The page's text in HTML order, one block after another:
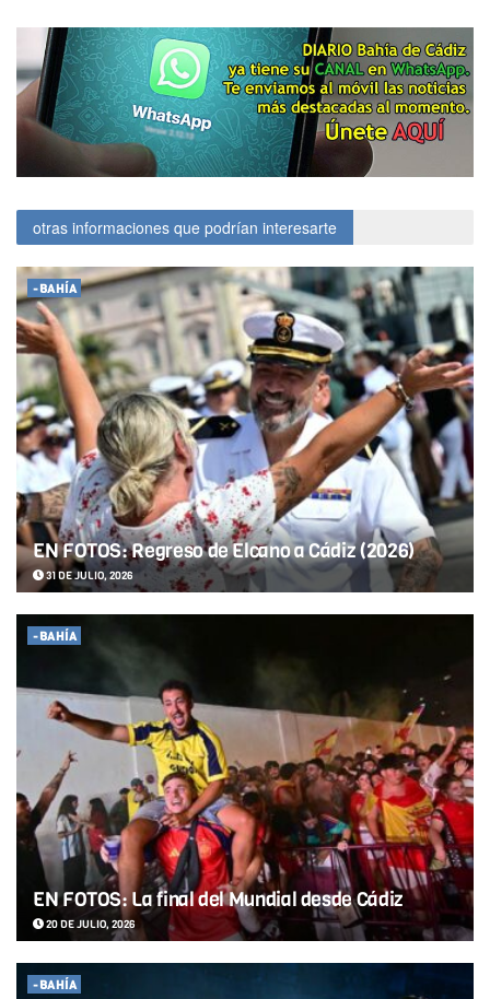
otras informaciones que podrían interesarte
-BAHÍA
EN FOTOS: Regreso de Elcano a Cádiz (2026)
31 DE JULIO, 2026
-BAHÍA
EN FOTOS: La final del Mundial desde Cádiz
20 DE JULIO, 2026
-BAHÍA